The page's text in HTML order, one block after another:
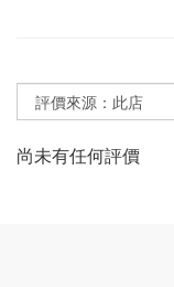
尚未有任何評價